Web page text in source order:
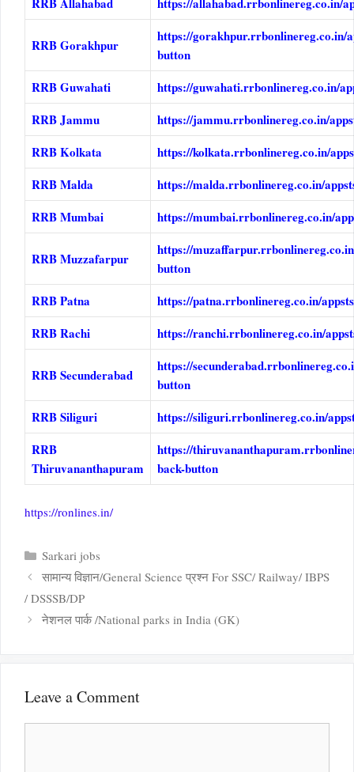
RRB Gorakhpur
https://gorakhpur.rrbonlinereg.co.in/
button
RRB Guwahati
https://guwahati.rrbonlinereg.co.in/
RRB Jammu
https://jammu.rrbonlinereg.co.in/
RRB Kolkata
https://kolkata.rrbonlinereg.co.in/
RRB Malda
https://malda.rrbonlinereg.co.in/
RRB Mumbai
https://mumbai.rrbonlinereg.co.in/
RRB Muzzafarpur
https://
button
RRB Patna
https://patna.rrbonlinereg.co.in/
RRB Rachi
https://ranchi.rrbonlinereg.co.in/
RRB Secunderabad
https://
button
RRB Siliguri
https://siliguri.rrbonlinereg.co.in/
RRB
Thiruvananthapuram
https://
back-button
https://ronlines.in/
Categories
Sarkari jobs
सामान्य विज्ञान/General Science प्रश्न For SSC/ Railway/ IBPS
/ DSSSB/DP
नेशनल पार्क /National parks in India (GK)
Leave a Comment